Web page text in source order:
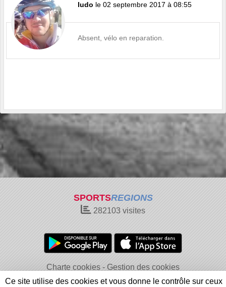
ludo le 02 septembre 2017 à 08:55
Absent, vélo en reparation.
SPORTSREGIONS
282103 visites
Charte cookies
Gestion des cookies
Informations légales
Signaler un contenu inapproprié
Ce site utilise des cookies et vous donne le contrôle sur ceux